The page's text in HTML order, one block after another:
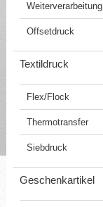
Weiterverarbeitung
Offsetdruck
Textildruck
Flex/Flock
Thermotransfer
Siebdruck
Geschenkartikel